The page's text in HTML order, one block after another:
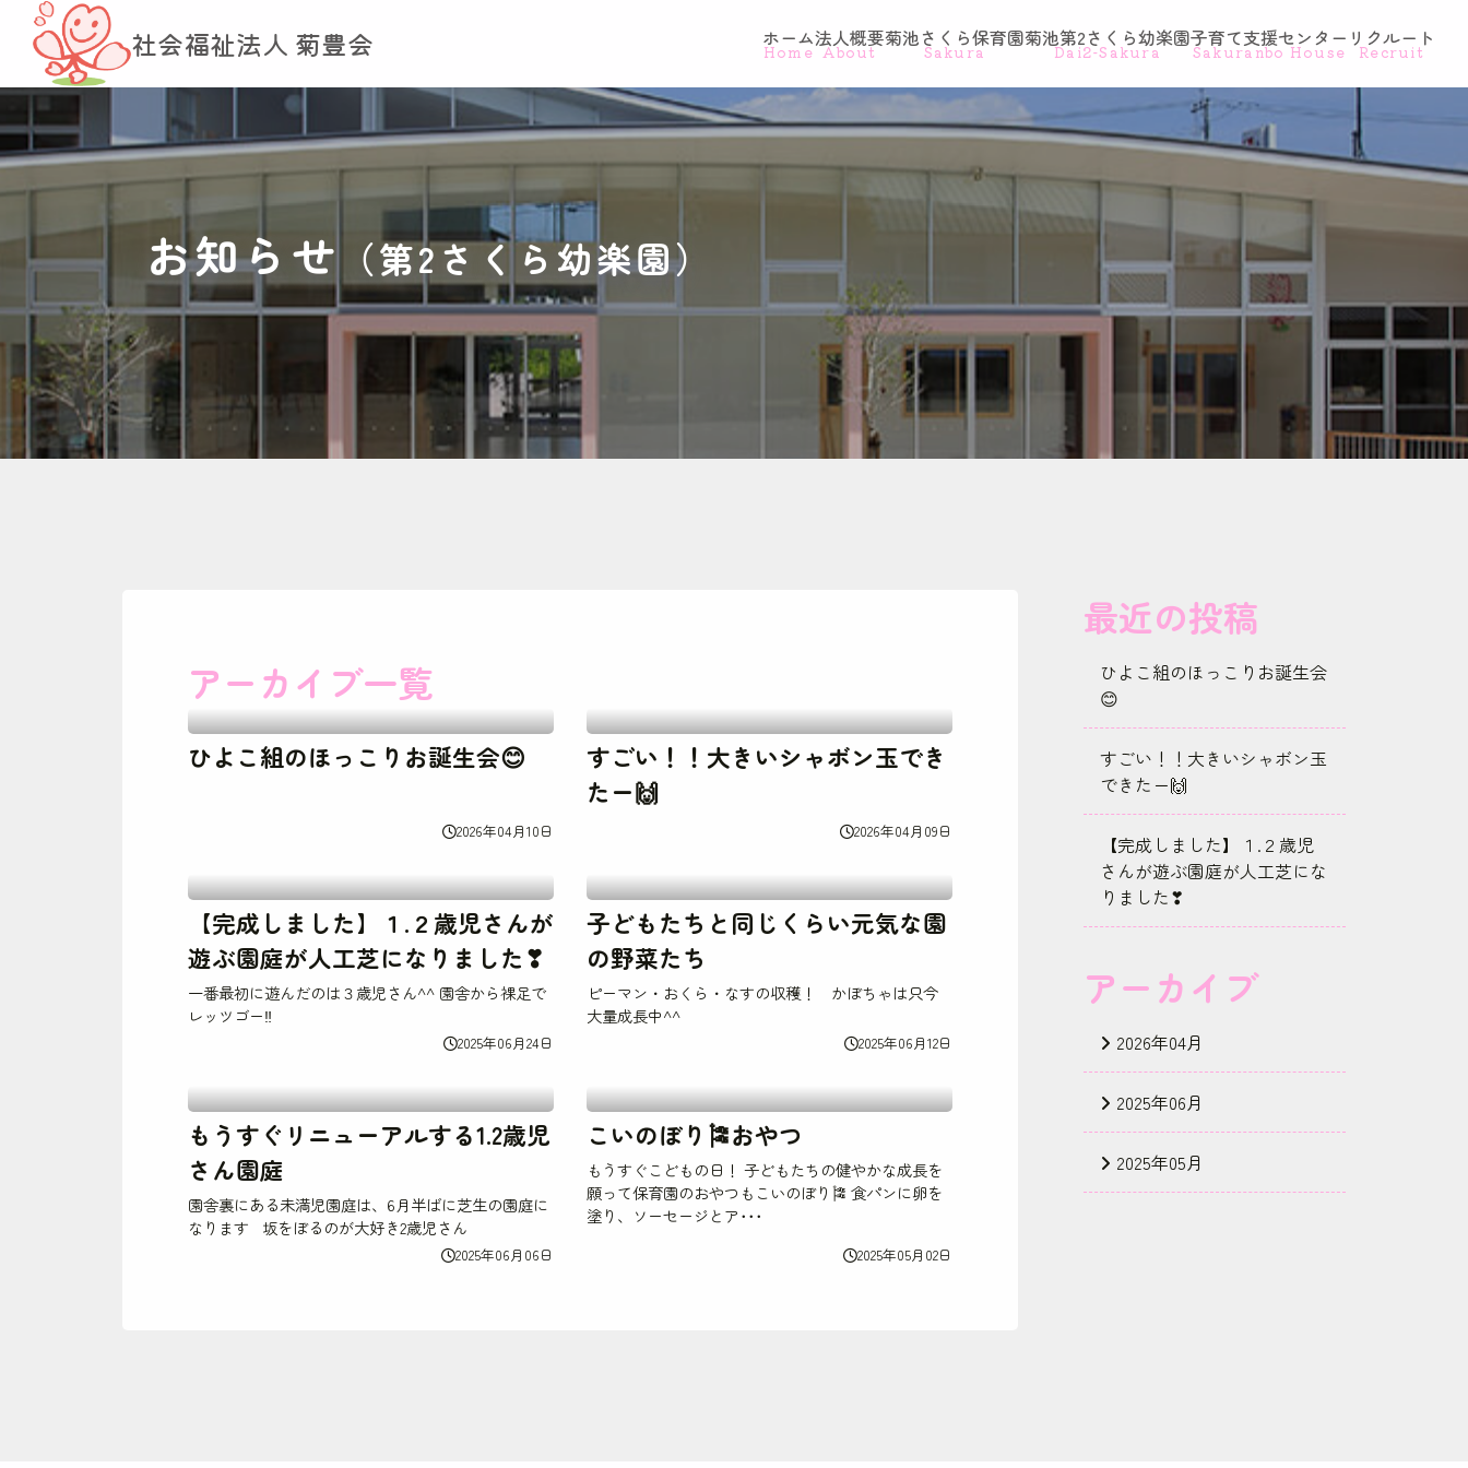
社会福祉法人 菊豊会 ホーム
Home
法人概要
About
菊池さくら保育園
Sakura
菊池第2さくら幼楽園
Dai2-Sakura
子育て支援センター
Sakuranbo House
リクルート
Recruit
お知らせ （第2さくら幼楽園）
アーカイブ一覧
ひよこ組のほっこりお誕生会😊
2026年04月10日
すごい！！大きいシャボン玉でき
たー🙌
2026年04月09日
【完成しました】１.２歳児さんが
遊ぶ園庭が人工芝になりました❣
2025年06月24日
一番最初に遊んだのは３歳児さん^^ 園舎から裸足で
レッツゴー‼
子どもたちと同じくらい元気な園
の野菜たち
2025年06月12日
ピーマン・おくら・なすの収穫！ かぼちゃは只今
大量成長中^^
もうすぐリニューアルする1.2歳児
さん園庭
2025年06月06日
園舎裏にある未満児園庭は、6月半ばに芝生の園庭に
なります 坂をぼるのが大好き2歳児さん
こいのぼり🎏おやつ
2025年05月02日
もうすぐこどもの日！ 子どもたちの健やかな成長を
願って保育園のおやつもこいのぼり🎏 食パンに卵を
塗り、ソーセージとア･･･
最近の投稿
ひよこ組のほっこりお誕生会
😊
すごい！！大きいシャボン玉
できたー🙌
【完成しました】１.２歳児
さんが遊ぶ園庭が人工芝にな
りました❣
アーカイブ
2026年04月
2025年06月
2025年05月